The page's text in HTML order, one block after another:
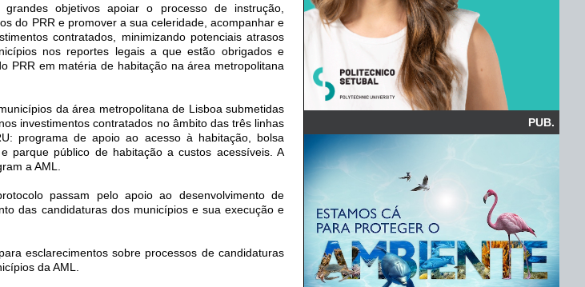
objetivos apoiar o processo de instrução,
do PRR e promover a sua celeridade, acompanhar e
contratados, minimizando potenciais atrasos
nos reportes legais a que estão obrigados e
PRR em matéria de habitação na área metropolitana
da área metropolitana de Lisboa submetidas
investimentos contratados no âmbito das três linhas
programa de apoio ao acesso à habitação, bolsa
parque público de habitação a custos acessíveis. A
a AML.
passam pelo apoio ao desenvolvimento de
das candidaturas dos municípios e sua execução e
esclarecimentos sobre processos de candidaturas
da AML.
PUB.